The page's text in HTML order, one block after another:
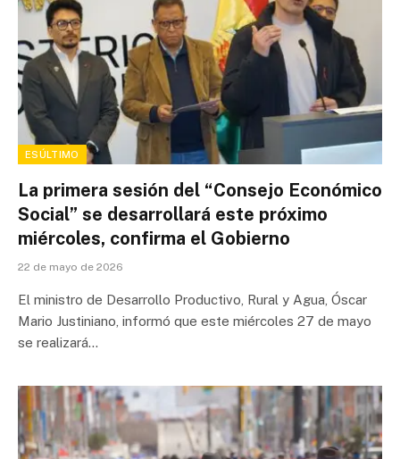
ESÚLTIMO
La primera sesión del “Consejo Económico
Social” se desarrollará este próximo
miércoles, confirma el Gobierno
22 de mayo de 2026
El ministro de Desarrollo Productivo, Rural y Agua, Óscar
Mario Justiniano, informó que este miércoles 27 de mayo
se realizará…